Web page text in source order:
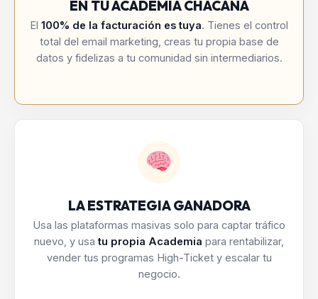
EN TU ACADEMIA CHACANA
El 100% de la facturación es tuya. Tienes el control
total del email marketing, creas tu propia base de
datos y fidelizas a tu comunidad sin intermediarios.
LA ESTRATEGIA GANADORA
Usa las plataformas masivas solo para captar tráfico
nuevo, y usatu propia Academia para rentabilizar,
vender tus programas High-Ticket y escalar tu
negocio.